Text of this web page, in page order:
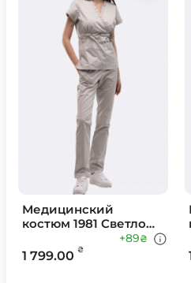
Медицинский
костюм 1981 Светло
1 799.00 ₴
+89₴